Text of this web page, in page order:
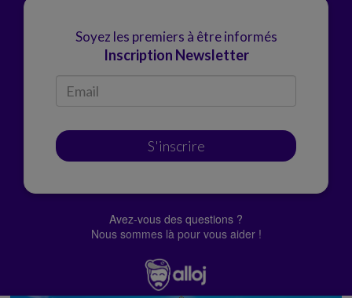
Soyez les premiers à être informés
Inscription Newsletter
S'inscrire
Avez-vous des questions ?
Nous sommes là pour vous aider !